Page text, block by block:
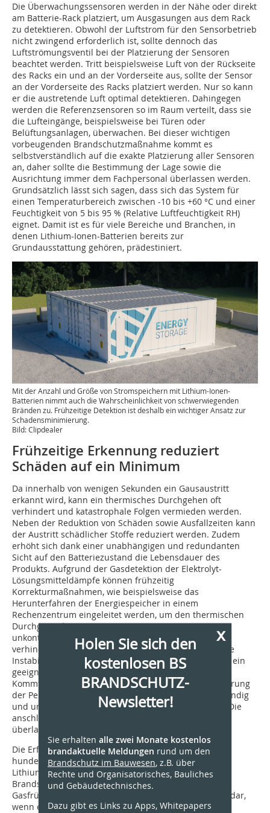
Die Überwachungssensoren werden in der Nähe oder direkt
am Batterie-Rack platziert, um Ausgasungen aus dem Rack
zu detektieren. Obwohl der Luftstrom für den Sensorbetrieb
nicht zwingend erforderlich ist, sollte dennoch das
Luftströmungsventil bei der Platzierung der Sensoren
beachtet werden. Tritt beispielsweise Luft von der Rückseite
des Racks ein und an der Vorderseite aus, sollte der Sensor
an der Vorderseite des Racks platziert werden. Nur so kann
er die austretende Luft optimal detektieren. Dahingegen
werden die Referenzsensoren so im Raum verteilt, dass sie
die Lufteingänge, beispielsweise bei Türen oder
Belüftungsanlagen, überwachen. Bei dieser wichtigen
vorbeugenden Brandschutzmaßnahme kommt es
selbstverständlich auf die exakte Platzierung aller Sensoren
an, daher sollte die Bestimmung der Lage sowie die
Ausrichtung immer dem Fachpersonal überlassen werden.
Grundsätzlich lässt sich sagen, dass sich das System für
einen Temperaturbereich zwischen -10 bis +60 °C und einer
Feuchtigkeit von 5 bis 95 % (Relative Luftfeuchtigkeit RH)
eignet. Damit ist es für viele Bereiche und Branchen, in
denen Lithium-Ionen-Batterien bereits zur
Grundausstattung gehören, prädestiniert.
Mit der Anzahl und Größe von Stromspeichern mit Lithium-Ionen-
Batterien nimmt auch die Wahrscheinlichkeit von schwerwiegenden
Bränden zu. Frühzeitige Detektion ist deshalb ein wichtiger Ansatz zur
Schadensminimierung.
Bild: Clipdealer
Frühzeitige Erkennung reduziert
Schäden auf ein Minimum
Da innerhalb von wenigen Sekunden ein Gausaustritt
erkannt wird, kann ein thermisches Durchgehen oft
verhindert und katastrophale Folgen vermieden werden.
Neben der Reduktion von Schäden sowie Ausfallzeiten kann
der Austritt schädlicher Stoffe reduziert werden. Zudem
erhöht sich dank einer unabhängigen und redundanten
Sicht auf den Batteriezustand die Lebensdauer des
Produkts. Aufgrund der Gasdetektion der Elektrolyt-
Lösungsmitteldämpfe können frühzeitig
Korrekturmaßnahmen, wie beispielsweise das
Herunterfahren der Energiespeicher in einem
Rechenzentrum eingeleitet werden, um den thermischen
Durchgang des gesamten Batteriesystems mit
unkontrollierbaren Temperaturen und Folgen zu
verhindern. Trotz der Gasdetektion können thermische
Instabilitäten oder Brände auftreten, weshalb parallel ein
geeignetes Brandschutzkonzept erstellt werden sollte.
Kommt es dennoch zum Worst Case, steht die Evakuierung
der Personen, die nicht für die Gefahrenabwehr zuständig
und ungeschützt sind, aus dem Gefahrenbereich an. Die
anschließende Brandbekämpfung sollte den Experten
überlassen werden.
Die Erfahrung hat gezeigt, dass es bis dato keine
hundertprozentig zufriedenstellende Löschlösung für
Lithium-Ionen-Batterien gibt, die als alleinige
Brandschutzmaßnahme überzeugt. Daher stellt die
Gasfrüherkennung momentan die sicherste Methode dar,
wenn es auf jede Minute ankommt. Denn durch die
x
Holen Sie sich den
kostenlosen BS
BRANDSCHUTZ-
Newsletter!
Sie erhalten alle zwei Monate kostenlos
brandaktuelle Meldungen rund um den
Brandschutz im Bauwesen, z.B. über
Rechte und Organisatorisches, Bauliches
und Gebäudetechnisches.
Dazu gibt es Links zu Apps, Whitepapers